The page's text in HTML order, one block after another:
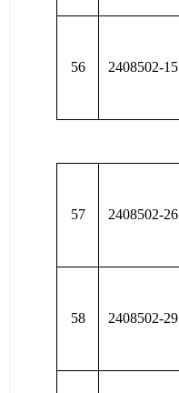
56 2408502-15
57 2408502-26
58 2408502-29